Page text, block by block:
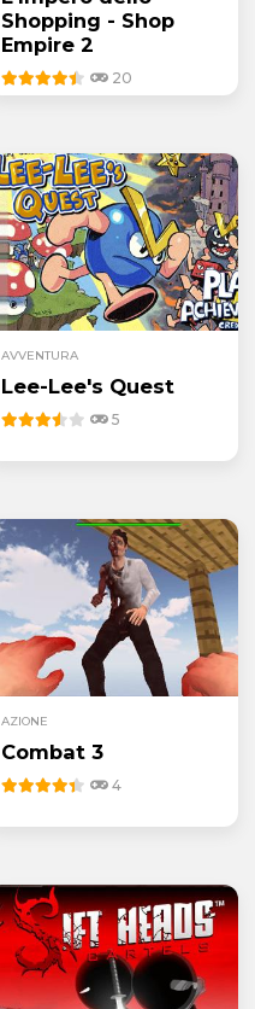
Shopping - Shop
Empire 2
20
AVVENTURA
Lee-Lee's Quest
5
AZIONE
Combat 3
4